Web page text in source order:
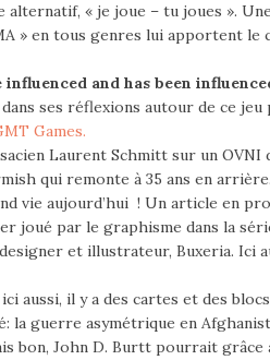
alternatif, « je joue – tu joues ».
» en tous genres lui apportent le
and has been
ses réflexions autour de ce jeu
Games.
Laurent Schmitt sur un OVNI
qui remonte à 35 ans en
vie aujourd’hui ! Un article en
joué par le graphisme dans la
et illustrateur, Buxeria. Ici
aussi, il y a des cartes et des
la guerre asymétrique en
bon, John D. Burtt pourrait